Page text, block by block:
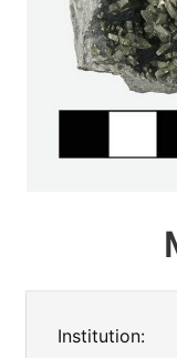
Institution: